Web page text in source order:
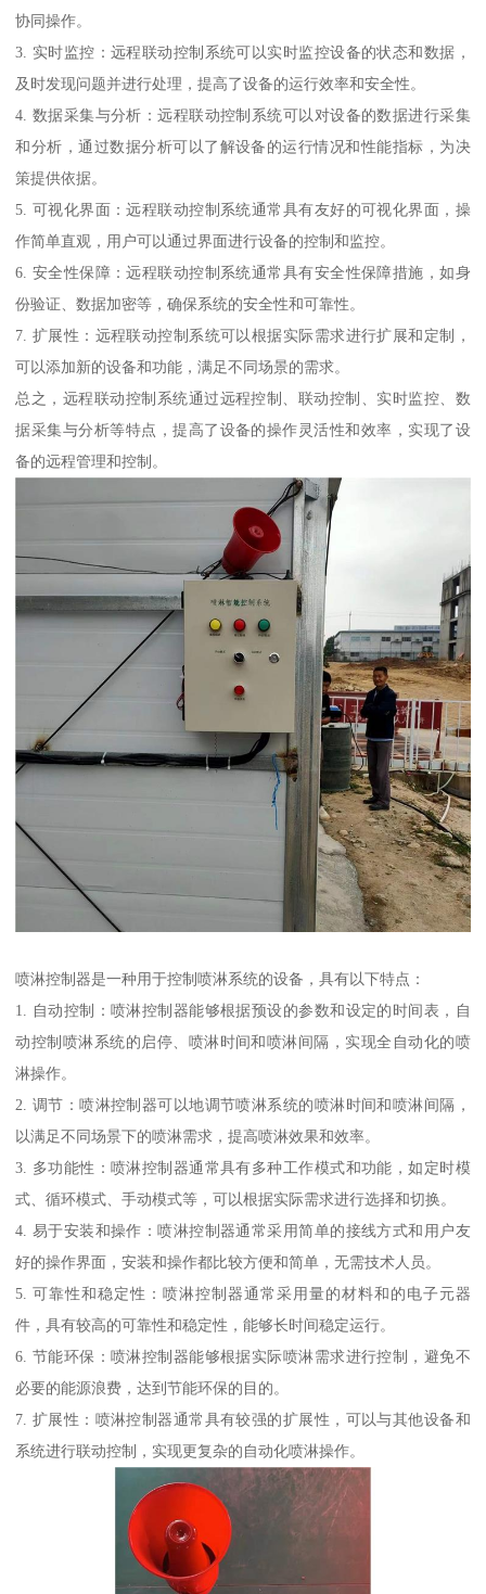
协同操作。
3. 实时监控：远程联动控制系统可以实时监控设备的状态和数据，
及时发现问题并进行处理，提高了设备的运行效率和安全性。
4. 数据采集与分析：远程联动控制系统可以对设备的数据进行采集
和分析，通过数据分析可以了解设备的运行情况和性能指标，为决
策提供依据。
5. 可视化界面：远程联动控制系统通常具有友好的可视化界面，操
作简单直观，用户可以通过界面进行设备的控制和监控。
6. 安全性保障：远程联动控制系统通常具有安全性保障措施，如身
份验证、数据加密等，确保系统的安全性和可靠性。
7. 扩展性：远程联动控制系统可以根据实际需求进行扩展和定制，
可以添加新的设备和功能，满足不同场景的需求。
总之，远程联动控制系统通过远程控制、联动控制、实时监控、数
据采集与分析等特点，提高了设备的操作灵活性和效率，实现了设
备的远程管理和控制。
喷淋控制器是一种用于控制喷淋系统的设备，具有以下特点：
1. 自动控制：喷淋控制器能够根据预设的参数和设定的时间表，自
动控制喷淋系统的启停、喷淋时间和喷淋间隔，实现全自动化的喷
淋操作。
2. 调节：喷淋控制器可以地调节喷淋系统的喷淋时间和喷淋间隔，
以满足不同场景下的喷淋需求，提高喷淋效果和效率。
3. 多功能性：喷淋控制器通常具有多种工作模式和功能，如定时模
式、循环模式、手动模式等，可以根据实际需求进行选择和切换。
4. 易于安装和操作：喷淋控制器通常采用简单的接线方式和用户友
好的操作界面，安装和操作都比较方便和简单，无需技术人员。
5. 可靠性和稳定性：喷淋控制器通常采用量的材料和的电子元器
件，具有较高的可靠性和稳定性，能够长时间稳定运行。
6. 节能环保：喷淋控制器能够根据实际喷淋需求进行控制，避免不
必要的能源浪费，达到节能环保的目的。
7. 扩展性：喷淋控制器通常具有较强的扩展性，可以与其他设备和
系统进行联动控制，实现更复杂的自动化喷淋操作。